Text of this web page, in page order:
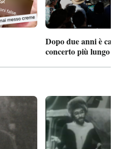
Dopo due anni è
concerto più lungo